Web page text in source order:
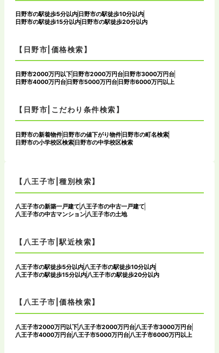
日野市の駅徒歩5分以内 日野市の駅徒歩10分以内
日野市の駅徒歩15分以内 日野市の駅徒歩20分以内
【日野市|価格検索】
日野市2000万円以下 日野市2000万円台 日野市3000万円台
日野市4000万円台 日野市5000万円台 日野市6000万円以上
【日野市|こだわり条件検索】
日野市の新着物件日野市の値下がり物件日野市の町名検索
日野市の小学校区検索日野市の中学校区検索
【八王子市|種別検索】
八王子市の新築一戸建て 八王子市の中古一戸建て
八王子市の中古マンション八王子市の土地
【八王子市|駅近検索】
八王子市の駅徒歩5分以内 八王子市の駅徒歩10分以内
八王子市の駅徒歩15分以内 八王子市の駅徒歩20分以内
【八王子市|価格検索】
八王子市2000万円以下 八王子市2000万円台 八王子市3000万円台
八王子市4000万円台 八王子市5000万円台 八王子市6000万円以上